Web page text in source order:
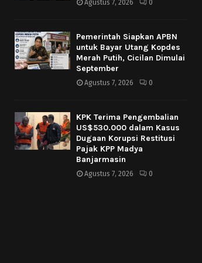
Agustus 7, 2026 0
Pemerintah Siapkan APBN
untuk Bayar Utang Kopdes
Merah Putih, Cicilan Dimulai
September
Agustus 7, 2026 0
KPK Terima Pengembalian
US$530.000 dalam Kasus
Dugaan Korupsi Restitusi
Pajak KPP Madya
Banjarmasin
Agustus 7, 2026 0